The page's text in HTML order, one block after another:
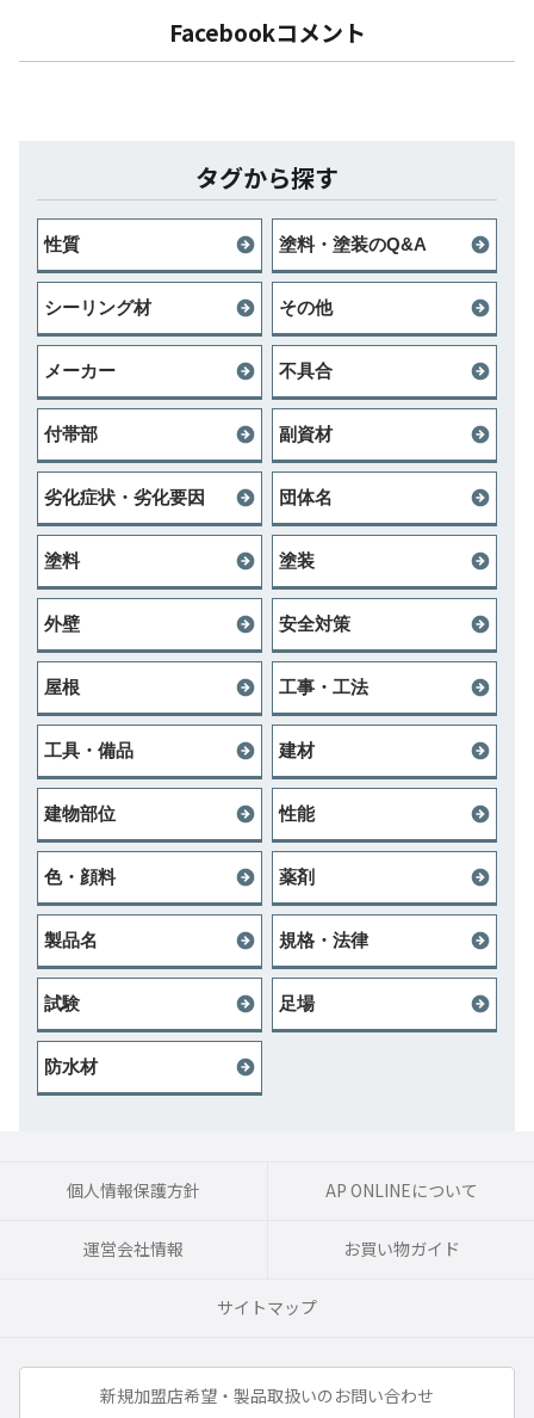
Facebookコメント
タグから探す
性質 塗料・塗装のQ&A
シーリング材 その他
メーカー 不具合
付帯部 副資材
劣化症状・劣化要因 団体名
塗料 塗装
外壁 安全対策
屋根 工事・工法
工具・備品 建材
建物部位 性能
色・顔料 薬剤
製品名 規格・法律
試験 足場
防水材
個人情報保護方針 AP ONLINEについて
運営会社情報 お買い物ガイド
サイトマップ
新規加盟店希望・製品取扱いのお問い合わせ